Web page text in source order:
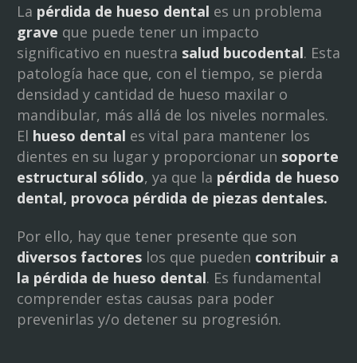
La pérdida de hueso dental es un problema
grave que puede tener un impacto
significativo en nuestra salud bucodental. Esta
patología hace que, con el tiempo, se pierda
densidad y cantidad de hueso maxilar o
mandibular, más allá de los niveles normales.
El hueso dental es vital para mantener los
dientes en su lugar y proporcionar un soporte
estructural sólido, ya que la pérdida de hueso
dental, provoca pérdida de piezas dentales.
Por ello, hay que tener presente que son
diversos factoreslos que pueden contribuir a
la pérdida de hueso dental. Es fundamental
comprender estas causas para poder
prevenirlas y/o detener su progresión.